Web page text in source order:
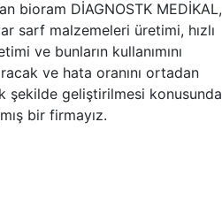
bioram DİAGNOSTK MEDİKAL,
sarf malzemeleri üretimi, hızlı
ve bunların kullanımını
ve hata oranını ortadan
şekilde geliştirilmesi konusunda
bir firmayız.